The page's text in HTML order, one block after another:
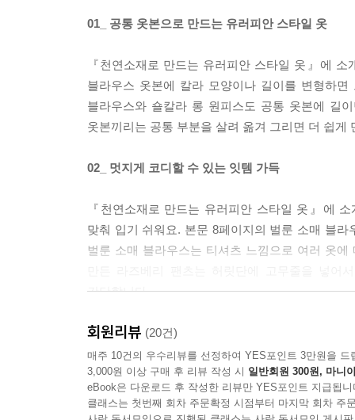
01_ 공통 옷본으로 만드는 유러피안 스타일 옷
『천연소재로 만드는 유러피안 스타일 옷』에
블라우스 옷본에 칼라 모양이나 길이를 변형하
블라우스와 숄칼라 롱 원피스도 공통 옷본에 길
옷본끼리는 공통 부분을 살려 옮겨 그리면 더 쉽게
02_ 멋지게 코디할 수 있는 잇템 가득
『천연소재로 만드는 유러피안 스타일 옷』에
맞춰 입기 쉬워요. 본문 8페이지의 벌룬 소매 블
벌룬 소매 블라우스는 티셔츠 느낌으로 여러 옷
간단합니다.
18페이지의 세일러 칼라 블라우스와 사이드 리
블라우스에 가느다란 블랙 컬러 리본 테이프를 달
03_ 디테일을 더한 앤티크 감성 룩
회원리뷰 (20건)
매주 10건의 우수리뷰를 선정하여 YES포인트 3만원을 드
3,000원 이상 구매 후 리뷰 작성 시 일반회원 300원, 마니
eBook은 다운로드 후 작성한 리뷰만 YES포인트 지급됩니
클래스는 첫번째 회차 주문확정 시점부터 마지막 회차 주